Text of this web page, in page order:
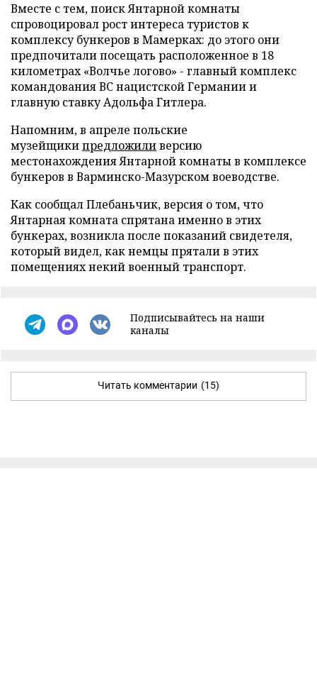
Вместе с тем, поиск Янтарной комнаты
спровоцировал рост интереса туристов к
комплексу бункеров в Мамерках: до этого они
предпочитали посещать расположенное в 18
километрах «Волчье логово» - главный комплекс
командования ВС нацистской Германии и
главную ставку Адольфа Гитлера.
Напомним, в апреле польские
музейщикипредложиливерсию
местонахождения Янтарной комнаты в комплексе
бункеров в Варминско-Мазурском воеводстве.
Как сообщал Плебаньчик, версия о том, что
Янтарная комната спрятана именно в этих
бункерах, возникла после показаний свидетеля,
который видел, как немцы прятали в этих
помещениях некий военный транспорт.
Подписывайтесь на наши
каналы
Читать комментарии (15)